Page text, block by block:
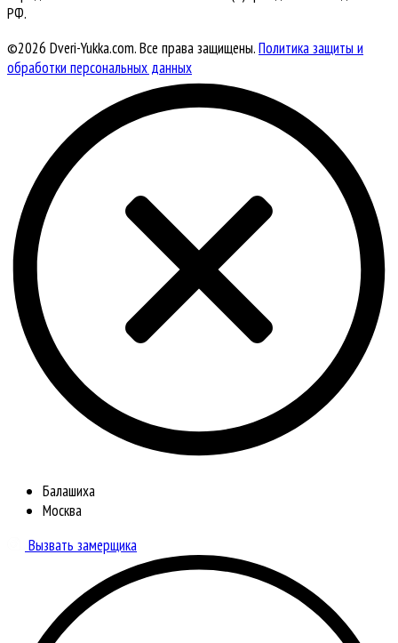
РФ.
©2026 Dveri-Yukka.com. Все права защищены.Политика защиты и
обработки персональных данных
Балашиха
Москва
Вызвать замерщика